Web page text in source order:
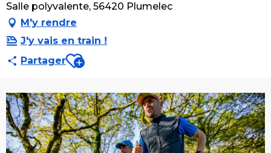
Salle polyvalente, 56420 Plumelec
M'y rendre
J'y vais en train !
PartagerAjouter aux favoris